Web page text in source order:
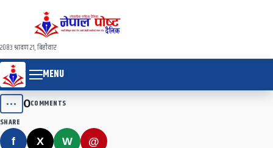
२०८३ श्रावण २१, बिहीवार
MENU
••• 0COMMENTS
SHARE
f X W @